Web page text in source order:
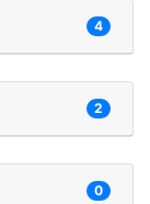
4
2
0